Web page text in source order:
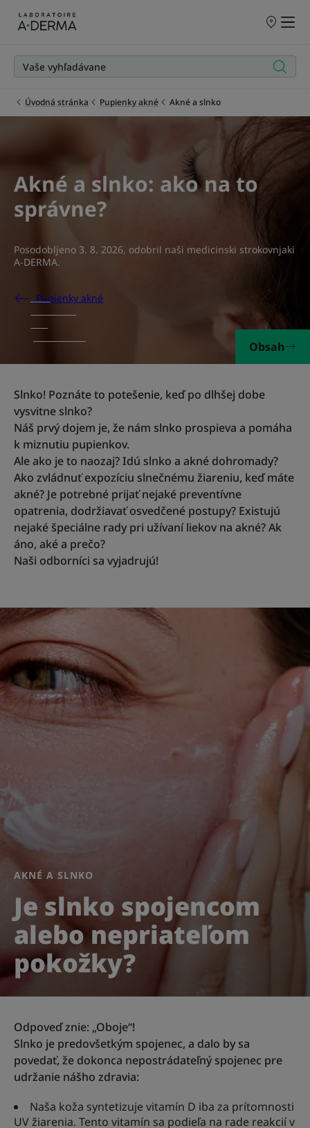
PREDAJNÉ
Úvodná stránka Pupienky akné Akné a slnko
Akné a slnko: ako na to
správne?
Posodobljeno 3. 8. 2026, odobril naši medicinski strokovnjaki
A-DERMA.
Pupienky akné
Obsah
Slnko! Poznáte to potešenie, keď po dlhšej dobe
vysvitne slnko?
Náš prvý dojem je, že nám slnko prospieva a pomáha
k miznutiu pupienkov.
Ale ako je to naozaj? Idú slnko a akné dohromady?
Ako zvládnuť expozíciu slnečnému žiareniu, keď máte
akné? Je potrebné prijať nejaké preventívne
opatrenia, dodržiavať osvedčené postupy? Existujú
nejaké špeciálne rady pri užívaní liekov na akné? Ak
áno, aké a prečo?
Naši odborníci sa vyjadrujú!
AKNÉ A SLNKO
Je slnko spojencom
alebo nepriateľom
pokožky?
Odpoveď znie: „Oboje“!
Slnko je predovšetkým spojenec, a dalo by sa
povedať, že dokonca nepostrádateľný spojenec pre
udržanie nášho zdravia:
Naša koža syntetizuje vitamín D iba za prítomnosti
UV žiarenia. Tento vitamín sa podieľa na rade reakcií v